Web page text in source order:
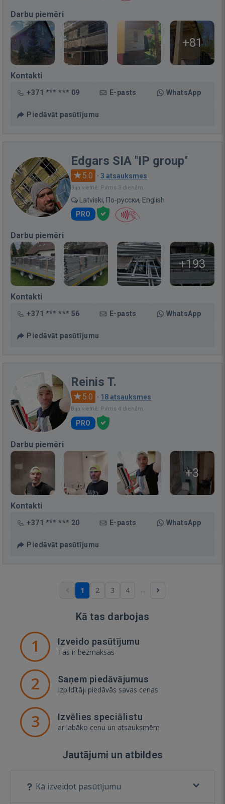
Darbu piemēri
+81
Kontakti
+371 *** *** 09 E-pasts WhatsApp
Piedāvāt pasūtījumu
Edgars SIA ''IP group''
5.0 · 3 atsauksmes
Bija vietnē: Pirms 3 dienām
Latviski, По-русски, English
PRO
Darbu piemēri
+193
Kontakti
+371 *** *** 56 E-pasts WhatsApp
Piedāvāt pasūtījumu
Reinis T.
5.0 · 18 atsauksmes
Bija vietnē: Pirms 4 dienām
PRO
Darbu piemēri
+3
Kontakti
+371 *** *** 20 E-pasts WhatsApp
Piedāvāt pasūtījumu
1 2 3 4 ...
Kā tas darbojas
1 Izveido pasūtījumu
Tas ir bezmaksas
2 Saņem piedāvājumus
Izpildītāji piedāvās savas cenas
3 Izvēlies speciālistu
ar labāko cenu un atsauksmēm
Jautājumi un atbildes
Kā izveidot pasūtījumu